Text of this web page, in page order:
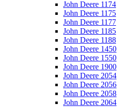
John Deere 1174
John Deere 1175
John Deere 1177
John Deere 1185
John Deere 1188
John Deere 1450
John Deere 1550
John Deere 1900
John Deere 2054
John Deere 2056
John Deere 2058
John Deere 2064